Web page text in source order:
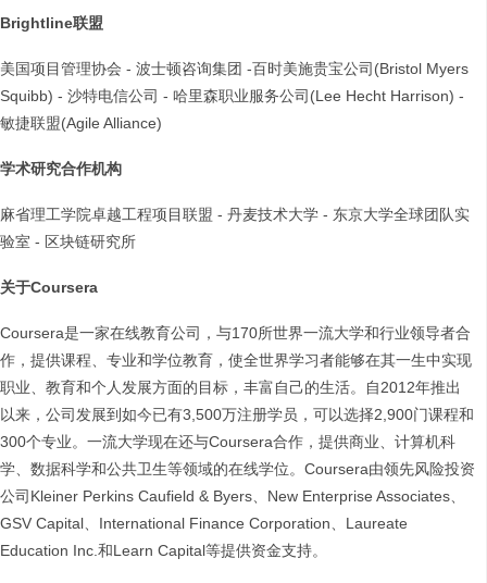
Brightline联盟
美国项目管理协会 - 波士顿咨询集团 -百时美施贵宝公司(Bristol Myers
Squibb) - 沙特电信公司 - 哈里森职业服务公司(Lee Hecht Harrison) -
敏捷联盟(Agile Alliance)
学术研究合作机构
麻省理工学院卓越工程项目联盟 - 丹麦技术大学 - 东京大学全球团队实
验室 - 区块链研究所
关于Coursera
Coursera是一家在线教育公司，与170所世界一流大学和行业领导者合
作，提供课程、专业和学位教育，使全世界学习者能够在其一生中实现
职业、教育和个人发展方面的目标，丰富自己的生活。自2012年推出
以来，公司发展到如今已有3,500万注册学员，可以选择2,900门课程和
300个专业。一流大学现在还与Coursera合作，提供商业、计算机科
学、数据科学和公共卫生等领域的在线学位。Coursera由领先风险投资
公司Kleiner Perkins Caufield & Byers、New Enterprise Associates、
GSV Capital、International Finance Corporation、Laureate
Education Inc.和Learn Capital等提供资金支持。